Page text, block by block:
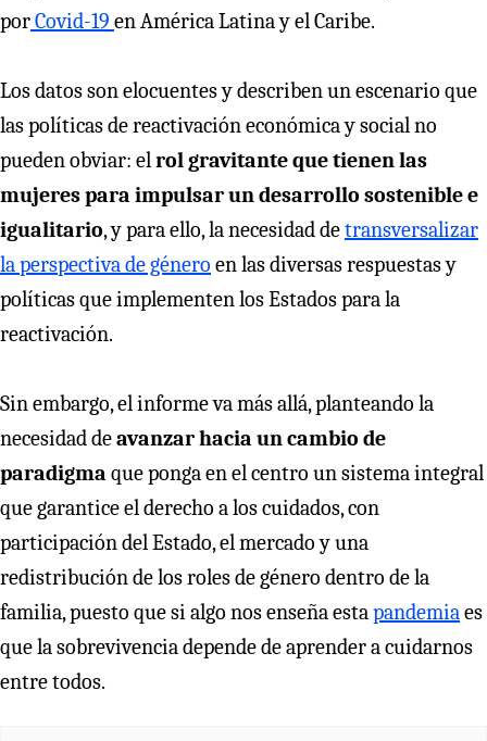
porCovid-19 en América Latina y el Caribe.
Los datos son elocuentes y describen un escenario que
las políticas de reactivación económica y social no
pueden obviar: elrol gravitante que tienen las
mujeres para impulsar un desarrollo sostenible e
igualitario, y para ello, la necesidad detransversalizar
la perspectiva de género en las diversas respuestas y
políticas que implementen los Estados para la
reactivación.
Sin embargo, el informe va más allá, planteando la
necesidad deavanzar hacia un cambio de
paradigma que ponga en el centro un sistema integral
que garantice el derecho a los cuidados, con
participación del Estado, el mercado y una
redistribución de los roles de género dentro de la
familia, puesto que si algo nos enseña estapandemiaes
que la sobrevivencia depende de aprender a cuidarnos
entre todos.